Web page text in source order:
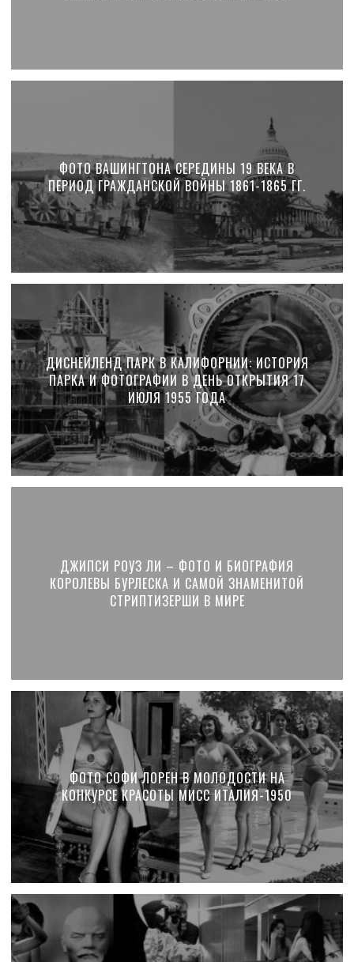
ФОТО ВАШИНГТОНА СЕРЕДИНЫ 19 ВЕКА В
ПЕРИОД ГРАЖДАНСКОЙ ВОЙНЫ 1861-1865 ГГ.
ДИСНЕЙЛЕНД ПАРК В КАЛИФОРНИИ: ИСТОРИЯ
ПАРКА И ФОТОГРАФИИ В ДЕНЬ ОТКРЫТИЯ 17
ИЮЛЯ 1955 ГОДА
ДЖИПСИ РОУЗ ЛИ – ФОТО И БИОГРАФИЯ
КОРОЛЕВЫ БУРЛЕСКА И САМОЙ ЗНАМЕНИТОЙ
СТРИПТИЗЕРШИ В МИРЕ
ФОТО СОФИ ЛОРЕН В МОЛОДОСТИ НА
КОНКУРСЕ КРАСОТЫ МИСС ИТАЛИЯ-1950